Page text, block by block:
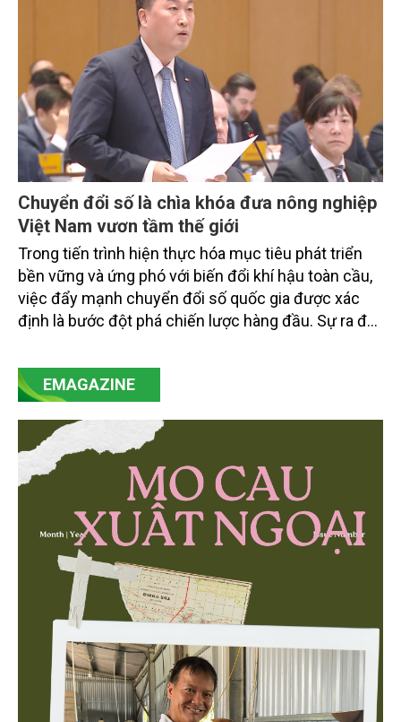
tiếp triển khai mô hình sản xuất lúa phát thải thấp.
Chuyển đổi số là chìa khóa đưa nông nghiệp
Việt Nam vươn tầm thế giới
Trong tiến trình hiện thực hóa mục tiêu phát triển
bền vững và ứng phó với biến đổi khí hậu toàn cầu,
việc đẩy mạnh chuyển đổi số quốc gia được xác
định là bước đột phá chiến lược hàng đầu. Sự ra đời
mạnh mẽ, thúc đẩy quá trình cải cách toàn diện,
minh bạch hóa chuỗi cung ứng và nâng cao hiệu
then chốt là nông nghiệp và môi trường.
EMAGAZINE